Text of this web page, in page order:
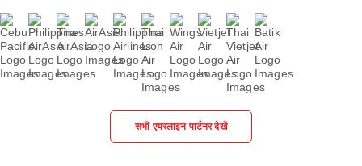
सभी एयरलाइन पार्टनर देखें